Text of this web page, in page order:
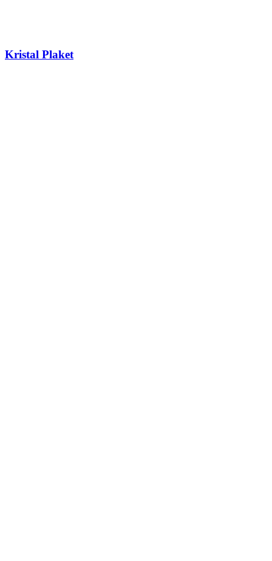
Kristal Plaket